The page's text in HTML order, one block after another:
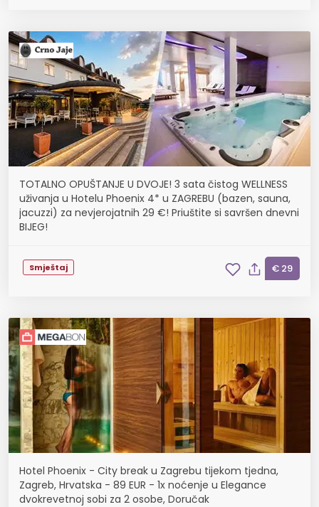
TOTALNO OPUŠTANJE U DVOJE! 3 sata čistog WELLNESS
uživanja u Hotelu Phoenix 4* u ZAGREBU (bazen, sauna,
jacuzzi) za nevjerojatnih 29 €! Priuštite si savršen dnevni
BIJEG!
Smještaj € 29
Hotel Phoenix - City break u Zagrebu tijekom tjedna,
Zagreb, Hrvatska - 89 EUR - 1x noćenje u Elegance
dvokrevetnoj sobi za 2 osobe, Doručak